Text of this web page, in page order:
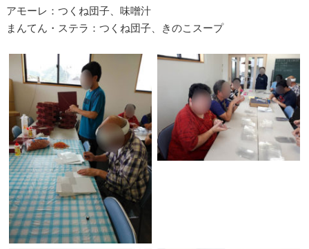
アモーレ：つくね団子、味噌汁
まんてん・ステラ：つくね団子、きのこスープ